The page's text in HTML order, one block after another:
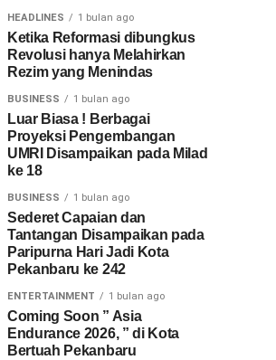
HEADLINES 1 bulan ago
Ketika Reformasi dibungkus
Revolusi hanya Melahirkan
Rezim yang Menindas
BUSINESS 1 bulan ago
Luar Biasa ! Berbagai
Proyeksi Pengembangan
UMRI Disampaikan pada Milad
ke 18
BUSINESS 1 bulan ago
Sederet Capaian dan
Tantangan Disampaikan pada
Paripurna Hari Jadi Kota
Pekanbaru ke 242
ENTERTAINMENT 1 bulan ago
Coming Soon ” Asia
Endurance 2026, ” di Kota
Bertuah Pekanbaru